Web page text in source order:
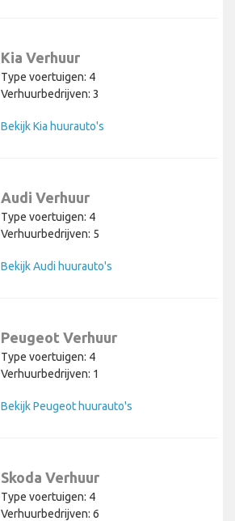
Kia Verhuur
Type voertuigen: 4
Verhuurbedrijven: 3
Bekijk Kia huurauto's
Audi Verhuur
Type voertuigen: 4
Verhuurbedrijven: 5
Bekijk Audi huurauto's
Peugeot Verhuur
Type voertuigen: 4
Verhuurbedrijven: 1
Bekijk Peugeot huurauto's
Skoda Verhuur
Type voertuigen: 4
Verhuurbedrijven: 6